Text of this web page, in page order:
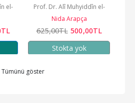
el-
TL
Muasıra
Prof. Dr. Alî Muhyiddîn el-
Karadâğî
Nida Arapça
625,00TL 500,00TL
Stokta yok
Tümünü göster